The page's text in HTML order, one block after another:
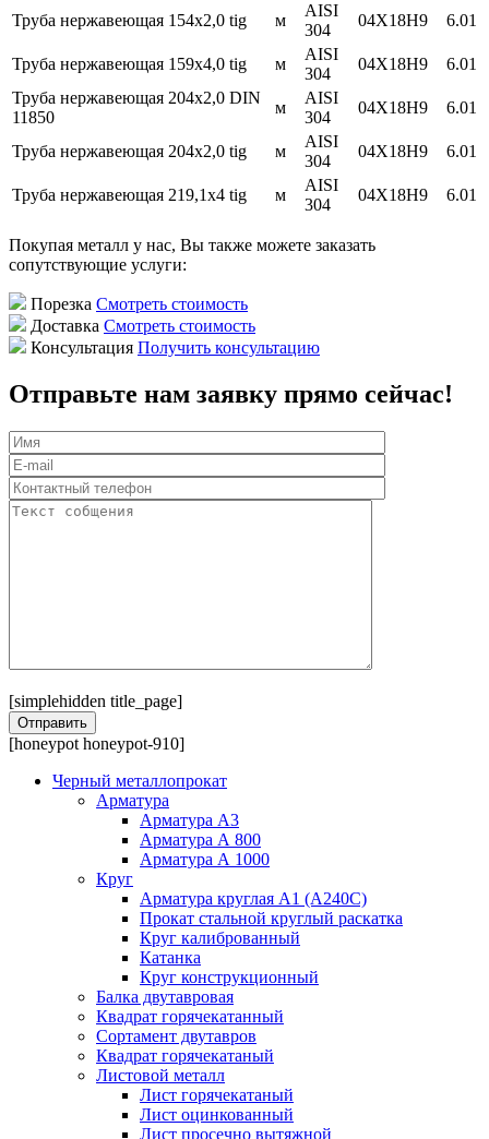
Труба нержавеющая 154х2,0 tig м
AISI
304
04Х18Н9 6.01
Труба нержавеющая 159х4,0 tig м
AISI
304
04Х18Н9
6.01
Труба нержавеющая 204х2,0 DIN
11850
м
AISI
304
04Х18Н9 6.01
Труба нержавеющая 204х2,0 tig м
AISI
304
04Х18Н9 6.01
Труба нержавеющая 219,1х4 tig м
AISI
304
04Х18Н9 6.01
Покупая металл у нас, Вы также можете заказать
сопутствующие услуги:
Порезка Смотреть стоимость
Доставка Смотреть стоимость
Консультация Получить консультацию
Отправьте нам заявку прямо сейчас!
[simplehidden title_page]
[honeypot honeypot-910]
Черный металлопрокат
Арматура
Арматура А3
Арматура А 800
Арматура А 1000
Круг
Арматура круглая А1 (А240C)
Прокат стальной круглый раскатка
Круг калиброванный
Катанка
Круг конструкционный
Балка двутавровая
Квадрат горячекатанный
Сортамент двутавров
Квадрат горячекатаный
Листовой металл
Лист горячекатаный
Лист оцинкованный
Лист просечно вытяжной